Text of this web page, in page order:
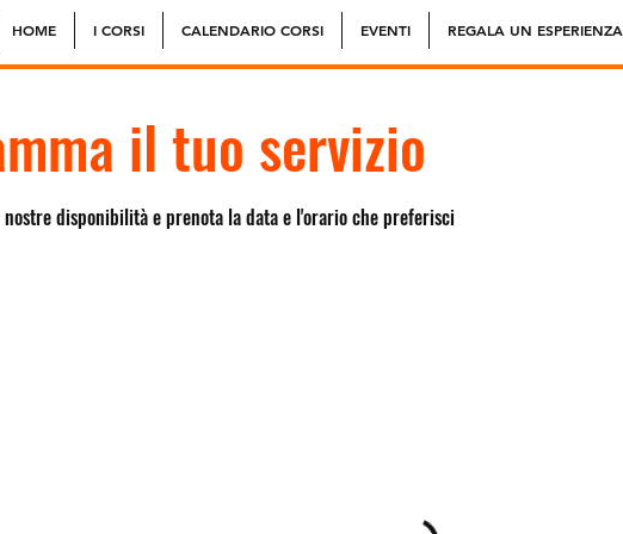
HOME I CORSI CALENDARIO CORSI EVENTI REGALA UN ESPERIENZA
il tuo servizio
nostre disponibilità e prenota la data e l'orario che preferisci